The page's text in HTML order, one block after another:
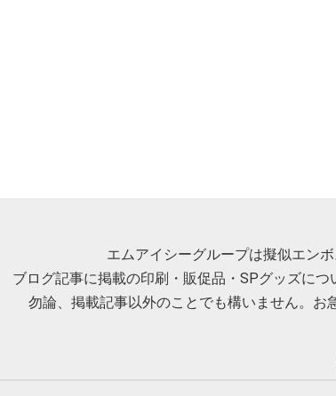
エムアイシーグループは擬似エン
ブログ記事に掲載の印刷・販促品・SPグッズに
勿論、掲載記事以外のことでも構いません。お